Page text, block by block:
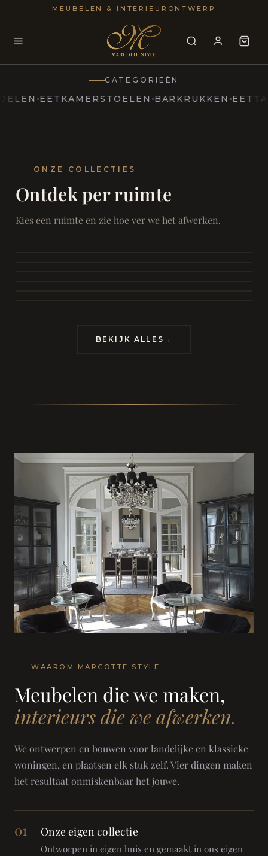
MEUBELEN & INTERIEURONTWERP
Modern
Marcottestyle Living
25+
CATEGORIEËN
EETKAMERSTOELEN BARKRUKKEN EETTAFELS
ONZE COLLECTIES
Ontdek per ruimte
Kies een ruimte en zie hoe ver we het afwerken.
SAMEN ONTSPANNEN
Woonkamer
Eetkamer
RUST EN RETRAITE
BEKIJK ALLES →
WAAROM MARCOTTE STYLE
Meubelen die we maken,
interieurs die we afwerken.
We ontwerpen en bouwen voor landelijke en klassieke
woningen, en plaatsen elk stuk zelf. Vier dingen maken
het resultaat onmiskenbaar het jouwe.
01 Onze eigen collectie
Ontworpen in eigen huis en gemaakt in ons eigen